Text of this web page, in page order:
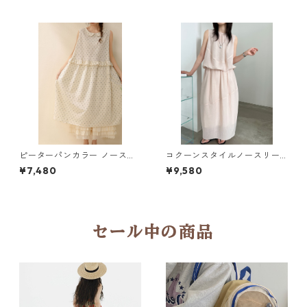
ピーターパンカラー ノースリ
ーブワンピース 2col Y 26005
7
¥7,480
コクーンスタイルノースリー
ブトップス＆スカートセット 2
col Y 260088
¥9,580
セール中の商品